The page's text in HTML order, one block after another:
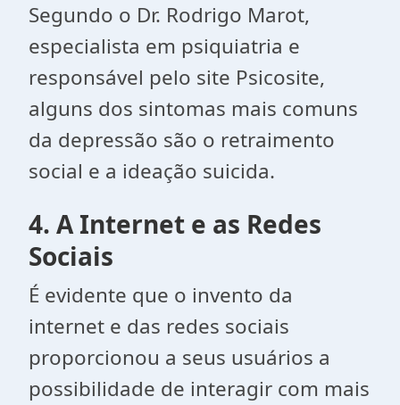
Segundo o Dr. Rodrigo Marot,
especialista em psiquiatria e
responsável pelo site Psicosite,
alguns dos sintomas mais comuns
da depressão são o retraimento
social e a ideação suicida.
4. A Internet e as Redes
Sociais
É evidente que o invento da
internet e das redes sociais
proporcionou a seus usuários a
possibilidade de interagir com mais